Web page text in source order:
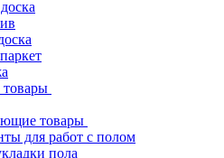
товары
для работ с полом
пола